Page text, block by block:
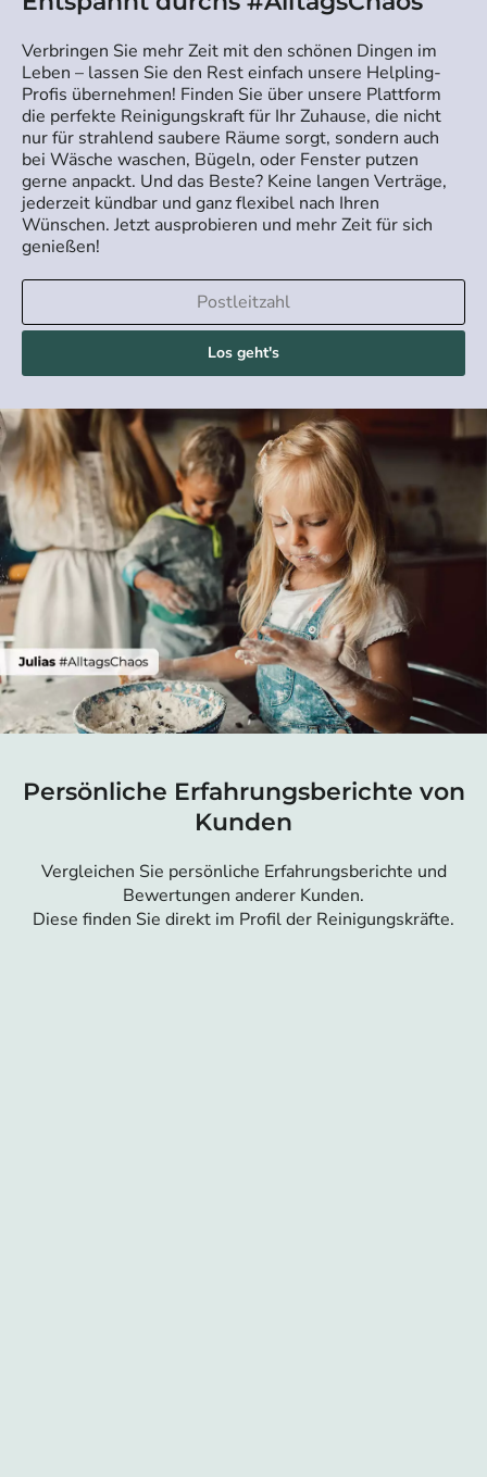
Verbringen Sie mehr Zeit mit den schönen Dingen im
Leben – lassen Sie den Rest einfach unsere Helpling-
Profis übernehmen! Finden Sie über unsere Plattform
die perfekte Reinigungskraft für Ihr Zuhause, die nicht
nur für strahlend saubere Räume sorgt, sondern auch
bei Wäsche waschen, Bügeln, oder Fenster putzen
gerne anpackt. Und das Beste? Keine langen Verträge,
jederzeit kündbar und ganz flexibel nach Ihren
Wünschen. Jetzt ausprobieren und mehr Zeit für sich
genießen!
Los geht's
Persönliche Erfahrungsberichte von
Kunden
Vergleichen Sie persönliche Erfahrungsberichte und
Bewertungen anderer Kunden.
Diese finden Sie direkt im Profil der Reinigungskräfte.